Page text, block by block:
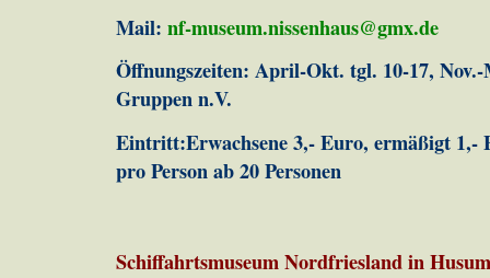
Mail:nf-museum.nissenhaus@gmx.de
Öffnungszeiten: April-Okt. tgl. 10-17,
Gruppen n.V.
Eintritt:Erwachsene 3,- Euro, ermäßigt 1,-
pro Person ab 20 Personen
Schiffahrtsmuseum Nordfriesland in